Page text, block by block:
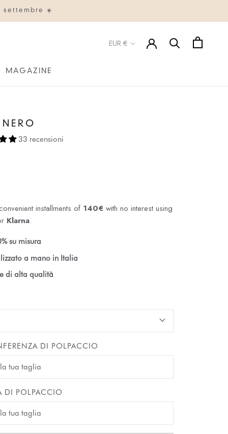
settembre ☀️
MAGAZINE
Valuta
EUR €
NERO
33 recensioni
installments of 140€ with no interest using
Klarna.
su misura
a mano in Italia
di alta qualità
DI POLPACCIO
DI POLPACCIO